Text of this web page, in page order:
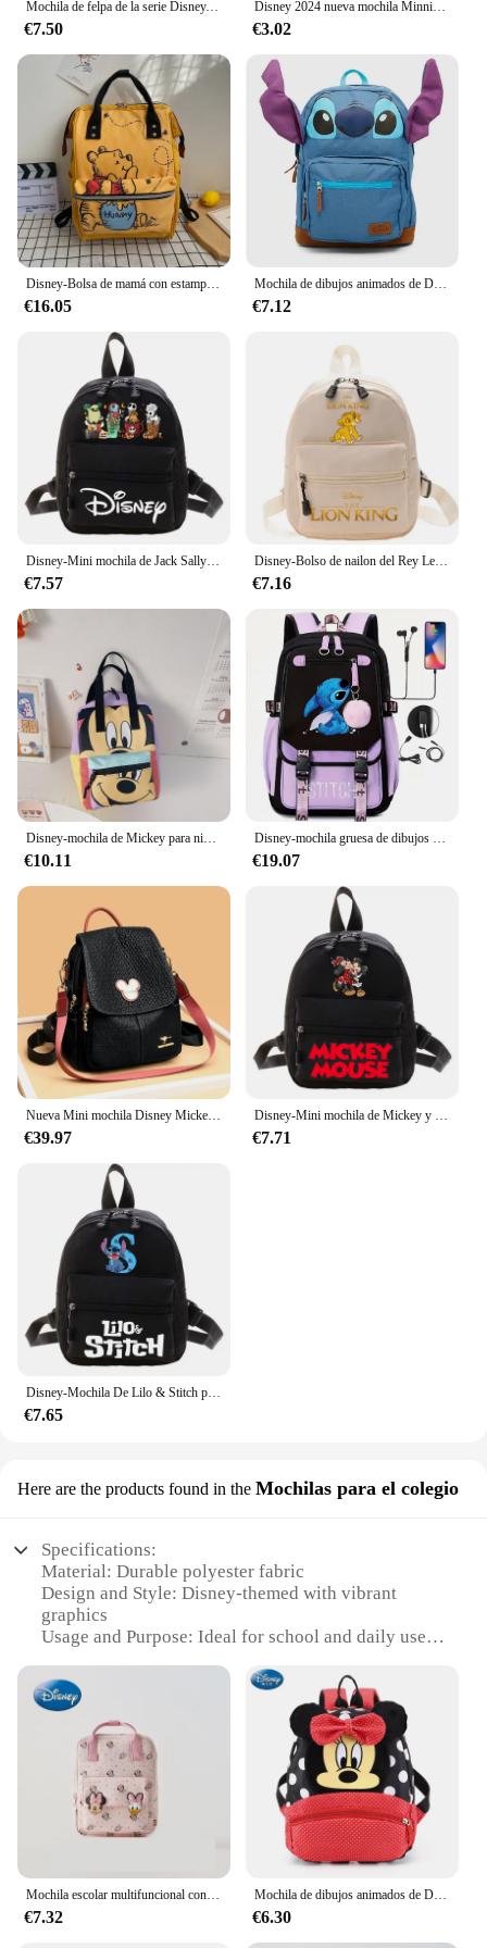
Mochila de felpa de la serie Disney, mochila Buzz Lightyear Woody, mochila escolar de dibujos animados para niños, regalo de viaje al aire libre, Navidad y cumpleaños
€7.50
Disney 2024 nueva mochila Minnie de dibujos animados para niños Mini bolso escolar lindo bolso de hombro de alta capacidad niños niñas viaje conveniente
€3.02
Disney-Bolsa de mamá con estampado de dibujos animados, bolso de mamá de gran capacidad, mochila impermeable para pañales y biberones, 2024
€16.05
Mochila de dibujos animados de Disney, Bolsa Escolar para guardería, regalo, novedad
€7.12
Disney-Mini mochila de Jack Sally para mujer, bolso bonito y Popular, a la moda, pesadilla antes de Navidad, 2024
€7.57
Disney-Bolso de nailon del Rey León para mujer, Mini mochila informal Popular, mochilas de viaje para la vuelta al colegio, bolsos de moda
€7.16
Disney-mochila de Mickey para niños y niñas, morral escolar de gran capacidad, de alta calidad, para guardería
€10.11
Disney-mochila gruesa de dibujos animados para niños, Mini bolsa escolar, bolso de hombro de moda, regalos de alta calidad
€19.07
Nueva Mini mochila Disney Mickey, marca de lujo, tendencia de moda, mochila para mujer, mochila de ocio de dibujos animados, alta calidad, gran capacidad
€39.97
Disney-Mini mochila de Mickey y Minnie Mouse para mujer, práctico y versátil bolso de viaje, bonito y a la moda, novedad de 2024
€7.71
Disney-Mochila De Lilo & Stitch para chica, morral escolar informal con 26 letras, A-Z, para estudiante y adolescente
€7.65
Here are the products found in the Mochilas para el colegio
Specifications:
Material: Durable polyester fabric
Design and Style: Disney-themed with vibrant
graphics
Usage and Purpose: Ideal for school and daily use
Shape or Size or Weight or Quantity: Spacious and
lightweight with adjustable straps
Performance and Property: Water-resistant to
protect belongings
Parts and Accessories: Comes with additional
compartments for organization
Features:
**Unmatched Durability and Style**
The mochila disney backpack is not just a piece of
luggage; it's a statement of style and durability.
Mochila escolar multifuncional con estampado de dibujos animados de Minnie Mouse y Pato Donald de Disney para niños, mochila para estudiantes a la moda, bolsas para guardería
€7.32
Mochila de dibujos animados de Disney para bebés, niños y niñas, Minnie, Mickey Mouse, mochila escolar encantadora para niños, mochila escolar para guardería, regalo para niños
€6.30